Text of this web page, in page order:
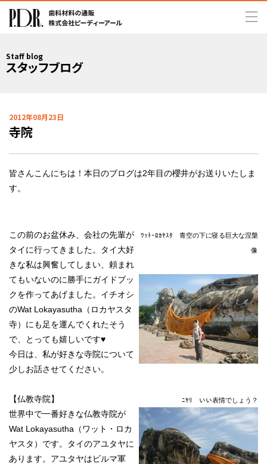
Staff blog
スタッフブログ
2012年08月23日
寺院
皆さんこんにちは！本日のブログは2年目の櫻井がお送りいたしま
す。
ﾜｯﾄ･ﾛｶﾔｽﾀ 青空の下に寝る巨大な涅槃
像
ﾆﾔﾘ いい表情でしょう？
この前のお盆休み、会社の先輩が
タイに行ってきました。タイ大好
きな私は興奮してしまい、頼まれ
てもいないのに勝手にガイドブッ
クを作ってあげました。イチオシ
のWat Lokayasutha（ロカヤスタ
寺）にも足を運んでくれたそう
で、とっても嬉しいです♥
今日は、私が好きな寺院について
少しお話させてください。
【仏教寺院】
世界中で一番好きな仏教寺院が
Wat Lokayasutha（ワット・ロカ
ヤスタ）です。タイのアユタヤに
あります。アユタヤはビルマ軍